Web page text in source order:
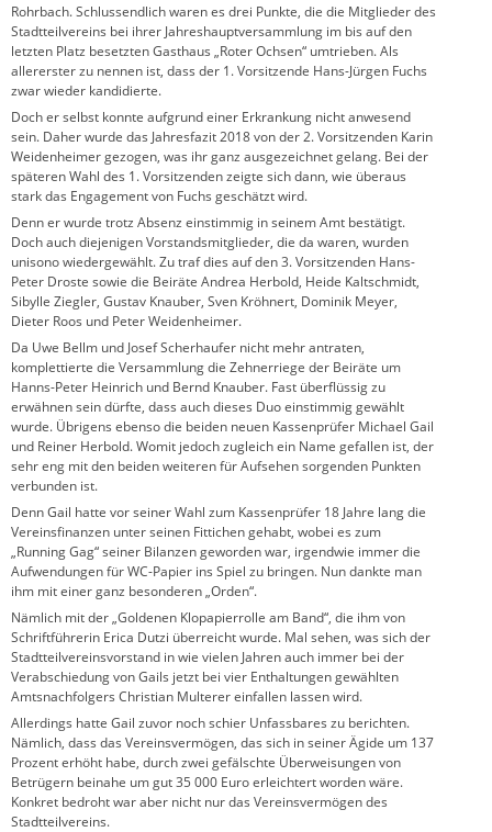
Rohrbach. Schlussendlich waren es drei Punkte, die die Mitglieder des
Stadtteilvereins bei ihrer Jahreshauptversammlung im bis auf den
letzten Platz besetzten Gasthaus „Roter Ochsen“ umtrieben. Als
allererster zu nennen ist, dass der 1. Vorsitzende Hans-Jürgen Fuchs
zwar wieder kandidierte.
Doch er selbst konnte aufgrund einer Erkrankung nicht anwesend
sein. Daher wurde das Jahresfazit 2018 von der 2. Vorsitzenden Karin
Weidenheimer gezogen, was ihr ganz ausgezeichnet gelang. Bei der
späteren Wahl des 1. Vorsitzenden zeigte sich dann, wie überaus
stark das Engagement von Fuchs geschätzt wird.
Denn er wurde trotz Absenz einstimmig in seinem Amt bestätigt.
Doch auch diejenigen Vorstandsmitglieder, die da waren, wurden
unisono wiedergewählt. Zu traf dies auf den 3. Vorsitzenden Hans-
Peter Droste sowie die Beiräte Andrea Herbold, Heide Kaltschmidt,
Sibylle Ziegler, Gustav Knauber, Sven Kröhnert, Dominik Meyer,
Dieter Roos und Peter Weidenheimer.
Da Uwe Bellm und Josef Scherhaufer nicht mehr antraten,
komplettierte die Versammlung die Zehnerriege der Beiräte um
Hanns-Peter Heinrich und Bernd Knauber. Fast überflüssig zu
erwähnen sein dürfte, dass auch dieses Duo einstimmig gewählt
wurde. Übrigens ebenso die beiden neuen Kassenprüfer Michael Gail
und Reiner Herbold. Womit jedoch zugleich ein Name gefallen ist, der
sehr eng mit den beiden weiteren für Aufsehen sorgenden Punkten
verbunden ist.
Denn Gail hatte vor seiner Wahl zum Kassenprüfer 18 Jahre lang die
Vereinsfinanzen unter seinen Fittichen gehabt, wobei es zum
„Running Gag“ seiner Bilanzen geworden war, irgendwie immer die
Aufwendungen für WC-Papier ins Spiel zu bringen. Nun dankte man
ihm mit einer ganz besonderen „Orden“.
Nämlich mit der „Goldenen Klopapierrolle am Band“, die ihm von
Schriftführerin Erica Dutzi überreicht wurde. Mal sehen, was sich der
Stadtteilvereinsvorstand in wie vielen Jahren auch immer bei der
Verabschiedung von Gails jetzt bei vier Enthaltungen gewählten
Amtsnachfolgers Christian Multerer einfallen lassen wird.
Allerdings hatte Gail zuvor noch schier Unfassbares zu berichten.
Nämlich, dass das Vereinsvermögen, das sich in seiner Ägide um 137
Prozent erhöht habe, durch zwei gefälschte Überweisungen von
Betrügern beinahe um gut 35 000 Euro erleichtert worden wäre.
Konkret bedroht war aber nicht nur das Vereinsvermögen des
Stadtteilvereins.